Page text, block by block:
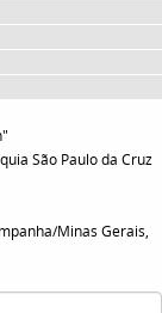
São Paulo da Cruz
Minas Gerais,